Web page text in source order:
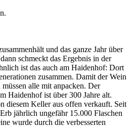
und das ganze Jahr über
schmeckt das Ergebnis in der
ist das auch am Haidenhof: Dort
zusammen. Damit der Wein
alle mit anpacken. Der
Haidenhof ist über 300 Jahre alt.
diesem Keller aus offen verkauft. Seit
jährlich ungefähr 15.000 Flaschen
wurde durch die verbesserten